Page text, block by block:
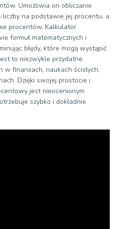
Umożliwia on obliczanie
liczby na podstawie jej procentu, a
procentów. Kalkulator
formuł matematycznych i
błędy, które mogą wystąpić
to niezwykle przydatne
w finansach, naukach ścisłych,
Dzięki swojej prostocie i
jest nieocenionym
szybko i dokładnie